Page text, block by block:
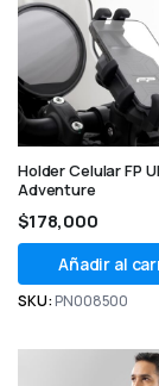
Holder Celular FP
Adventure
$178,000
Añadir al
SKU: PN008500